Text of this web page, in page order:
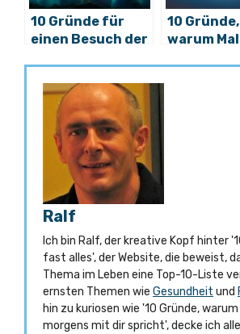
10 Gründe für
einen Besuch der
10 Gründe,
warum
Ralf
Ich bin Ralf, der kreative Kopf hinter
fast alles', der Website, die beweist,
Thema im Leben eine Top-10-Liste
ernsten Themen wie Gesundheit und
hin zu kuriosen wie '10 Gründe,
morgens mit dir spricht', decke ich